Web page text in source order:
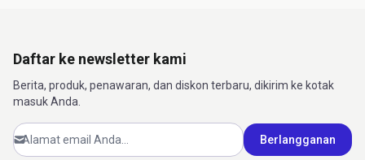
Daftar ke newsletter kami
Berita, produk, penawaran, dan diskon terbaru, dikirim ke kotak
masuk Anda.
Berlangganan